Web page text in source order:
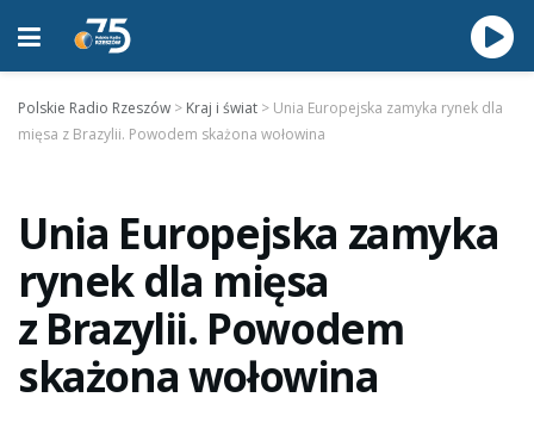
Polskie Radio Rzeszów > Kraj i świat > Unia Europejska zamyka rynek dla
mięsa z Brazylii. Powodem skażona wołowina
Unia Europejska zamyka
rynek dla mięsa
z Brazylii. Powodem
skażona wołowina